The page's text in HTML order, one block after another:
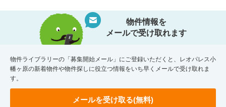
物件情報を
メールで受け取れます
物件ライブラリーの「募集開始メール」にご登録いただくと、レオパレス小
幡ヶ原の新着物件や物件探しに役立つ情報をいち早くメールで受け取れま
す。
メールを受け取る(無料)